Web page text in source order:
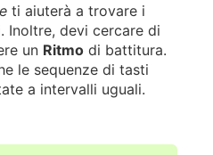
ti aiuterà a trovare i
Inoltre, devi cercare di
un Ritmo di battitura.
le sequenze di tasti
a intervalli uguali.